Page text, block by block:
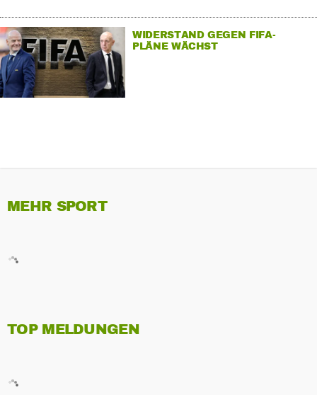
WIDERSTAND GEGEN FIFA-
PLÄNE WÄCHST
MEHR SPORT
TOP MELDUNGEN